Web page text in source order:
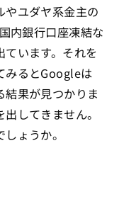
やユダヤ系金主の
内銀行口座凍結な
います。それを
みるとGoogleは
結果が見つかりま
してきません。
ょうか。